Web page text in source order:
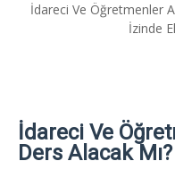
İdareci Ve Öğretmenler
İzinde
İdareci Ve
Ders Alacak Mı?